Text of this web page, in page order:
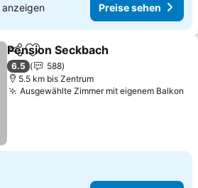
anzeigen Preise sehen
TeilenZu Favoriten hinzufügen
Pension Seckbach
6.5
588
5.5 km bis Zentrum
Ausgewählte Zimmer mit eigenem Balkon